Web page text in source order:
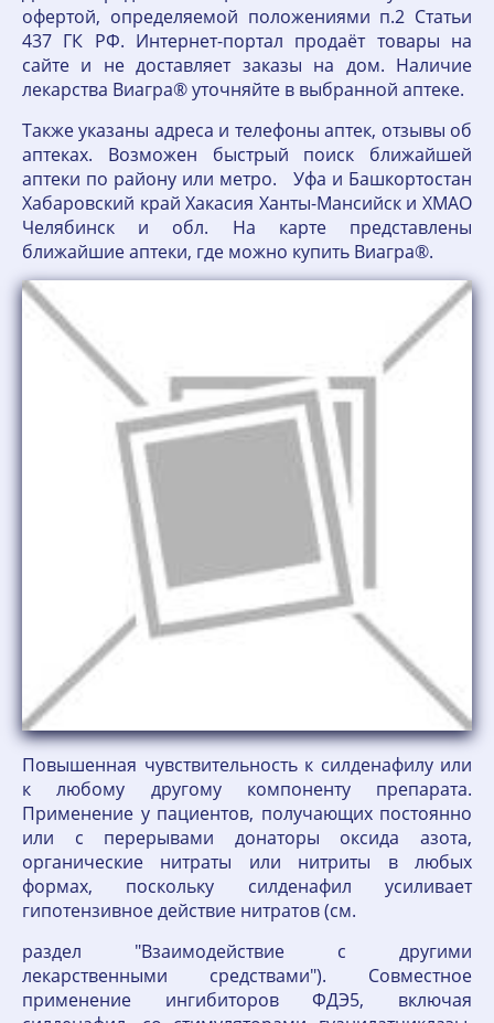
офертой, определяемой положениями п.2 Статьи
437 ГК РФ. Интернет-портал продаёт товары на
сайте и не доставляет заказы на дом. Наличие
лекарства Виагра® уточняйте в выбранной аптеке.
Также указаны адреса и телефоны аптек, отзывы об
аптеках. Возможен быстрый поиск ближайшей
аптеки по району или метро. Уфа и Башкортостан
Хабаровский край Хакасия Ханты-Мансийск и ХМАО
Челябинск и обл. На карте представлены
ближайшие аптеки, где можно купить Виагра®.
Повышенная чувствительность к силденафилу или
к любому другому компоненту препарата.
Применение у пациентов, получающих постоянно
или с перерывами донаторы оксида азота,
органические нитраты или нитриты в любых
формах, поскольку силденафил усиливает
гипотензивное действие нитратов (см.
раздел "Взаимодействие с другими
лекарственными средствами"). Совместное
применение ингибиторов ФДЭ5, включая